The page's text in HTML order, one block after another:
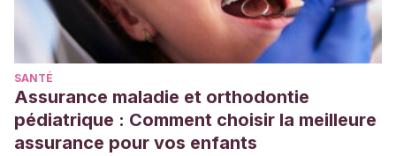
SANTÉ
Assurance maladie et orthodontie
pédiatrique : Comment choisir la meilleure
assurance pour vos enfants